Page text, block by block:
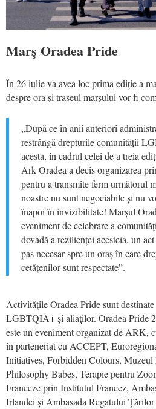
Marş Oradea Pride
În 26 iulie va avea loc prima ediție a
despre ora și traseul marșului vor fi
„După ce în anii anteriori
restrângă drepturile comunității
acesta, în cadrul celei de a treia
Ark Oradea a decis organizarea
pentru a transmite ferm următorul
noastre nu sunt negociabile și nu
înapoi în invizibilitate! Marșul
eveniment de celebrare a
dovadă a rezilienței acesteia, un
pas necesar spre un oraș în care
cetățenilor sunt respectate”.
Activitățile Oradea Pride sunt
LGBTQIA+ și aliaţilor. Oradea Pride
este un eveniment organizat de
în parteneriat cu ACCEPT,
Initiatives, Forbidden Colours,
Philosophy Babes, Terapie pentru
Franceze prin Institutul Francez,
Irlandei și Ambasada Regatului Ţărilor